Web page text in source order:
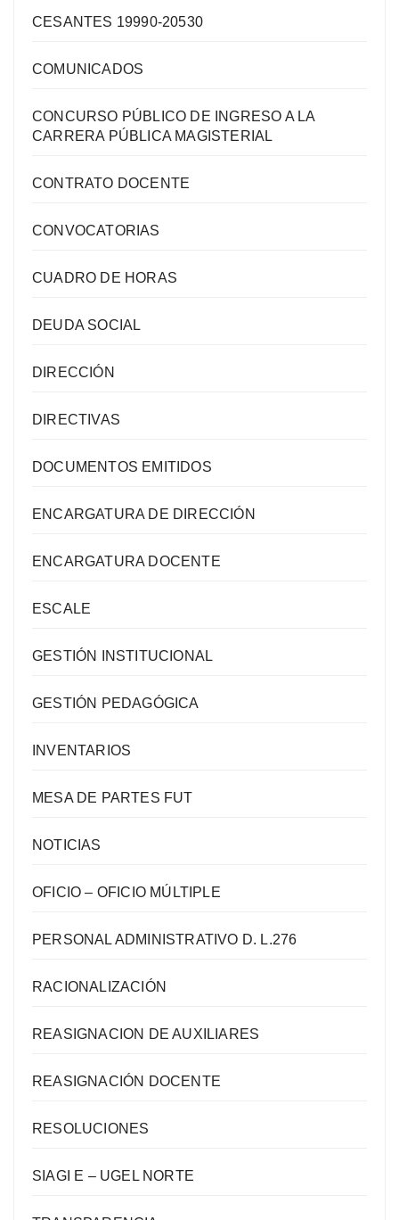
CESANTES 19990-20530
COMUNICADOS
CONCURSO PÚBLICO DE INGRESO A LA
CARRERA PÚBLICA MAGISTERIAL
CONTRATO DOCENTE
CONVOCATORIAS
CUADRO DE HORAS
DEUDA SOCIAL
DIRECCIÓN
DIRECTIVAS
DOCUMENTOS EMITIDOS
ENCARGATURA DE DIRECCIÓN
ENCARGATURA DOCENTE
ESCALE
GESTIÓN INSTITUCIONAL
GESTIÓN PEDAGÓGICA
INVENTARIOS
MESA DE PARTES FUT
NOTICIAS
OFICIO – OFICIO MÚLTIPLE
PERSONAL ADMINISTRATIVO D. L.276
RACIONALIZACIÓN
REASIGNACION DE AUXILIARES
REASIGNACIÓN DOCENTE
RESOLUCIONES
SIAGI E – UGEL NORTE